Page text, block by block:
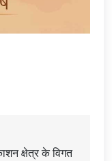
क्षेत्र के विगत